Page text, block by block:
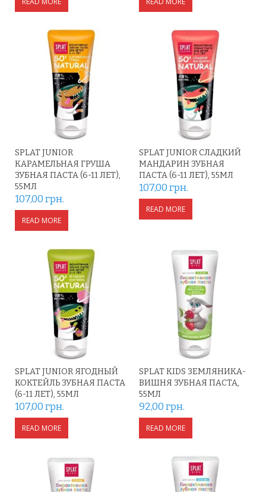
SPLAT JUNIOR
КАРАМЕЛЬНАЯ ГРУША
ЗУБНАЯ ПАСТА (6-11 ЛЕТ),
55МЛ
107,00грн.
READ MORE
SPLAT JUNIOR СЛАДКИЙ
МАНДАРИН ЗУБНАЯ
ПАСТА (6-11 ЛЕТ), 55МЛ
107,00грн.
READ MORE
SPLAT JUNIOR ЯГОДНЫЙ
КОКТЕЙЛЬ ЗУБНАЯ ПАСТА
(6-11 ЛЕТ), 55МЛ
107,00грн.
READ MORE
SPLAT KIDS ЗЕМЛЯНИКА-
ВИШНЯ ЗУБНАЯ ПАСТА,
55МЛ
92,00грн.
READ MORE